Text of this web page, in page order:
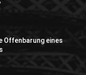
Offenbarung eines